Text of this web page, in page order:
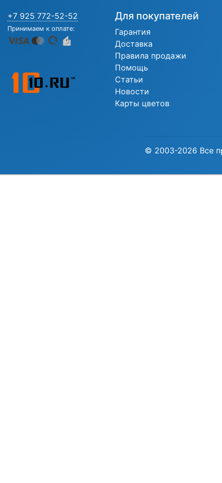
+7 925 772-52-52
Принимаем к оплате:
Для покупателей
Гарантия
Доставка
Правила продажи
Помощь
Статьи
Новости
Карты цветов
© 2003-2026 Все